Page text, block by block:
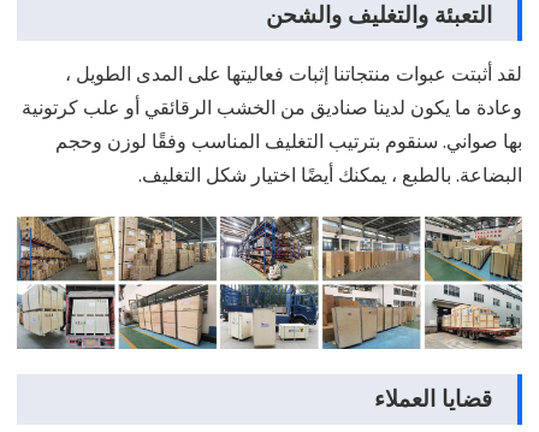
التعبئة والتغليف والشحن
لقد أثبتت عبوات منتجاتنا إثبات فعاليتها على المدى الطويل ،
وعادة ما يكون لدينا صناديق من الخشب الرقائقي أو علب كرتونية
بها صواني. سنقوم بترتيب التغليف المناسب وفقًا لوزن وحجم
البضاعة. بالطبع ، يمكنك أيضًا اختيار شكل التغليف.
قضايا العملاء